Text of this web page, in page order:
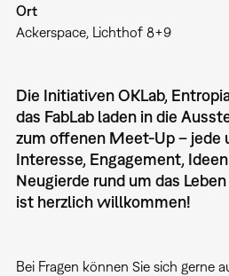
Ort
Ackerspace, Lichthof 8+9
Die Initiativen OKLab,
das FabLab laden in die
zum offenen Meet-Up – jede
Interesse, Engagement,
Neugierde rund um das
ist herzlich willkommen!
Bei Fragen können Sie sich gerne